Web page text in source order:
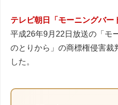
テレビ朝日「モーニングバー
平成26年9月22日放送の「モ
のとりから」の商標権侵害裁
した。